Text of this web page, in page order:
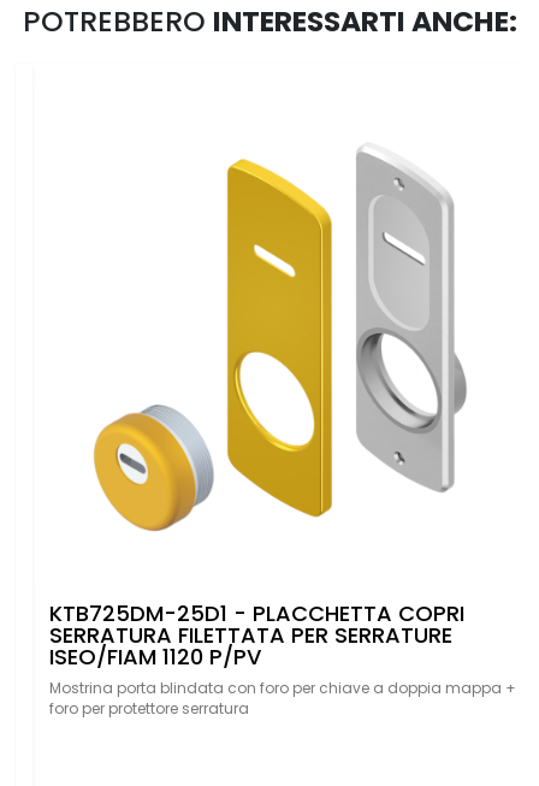
POTREBBERO INTERESSARTI ANCHE:
ROK SFERIK MONOLITO - PROTETTORE
SERRATURA CON PROFILO SEMISFERICO
SFERIK IN CLASSE 4 A CORPO UNICO CON
REGOLAZIONE A MOLLA
Protezione meccanica per porte blindate e portoncini in legno